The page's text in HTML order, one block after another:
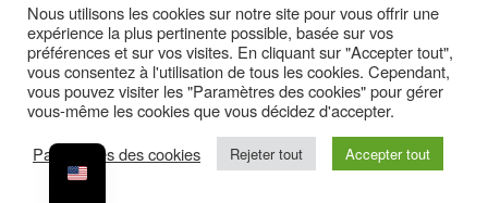
créé pour les sites internet. La personne en
charge du webdesign dans une entreprise
s’appelle de Webdesigner.
XHTML: Le XHTML est un langage de
programmation créé dans les années 2000 qui
utilise des balises. C’est l’évolution du HTML.
Nous utilisons les cookies sur notre site pour vous offrir une
expérience la plus pertinente possible, basée sur vos
préférences et sur vos visites. En cliquant sur "Accepter tout",
vous consentez à l'utilisation de tous les cookies. Cependant,
vous pouvez visiter les "Paramètres des cookies" pour gérer
vous-même les cookies que vous décidez d'accepter.
Paramètres des cookies
Rejeter tout Accepter tout